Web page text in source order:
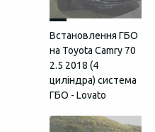
Встановлення ГБО
на Toyota Camry 70
2.5 2018 (4
циліндра) система
ГБО - Lovato